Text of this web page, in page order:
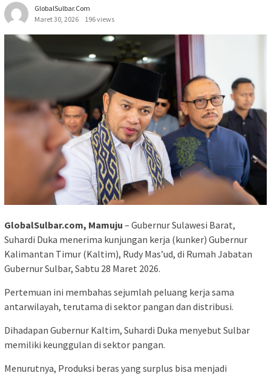
GlobalSulbar.com
Maret 30, 2026
196 views
GlobalSulbar.com, Mamuju – Gubernur Sulawesi Barat,
Suhardi Duka menerima kunjungan kerja (kunker) Gubernur
Kalimantan Timur (Kaltim), Rudy Mas’ud, di Rumah Jabatan
Gubernur Sulbar, Sabtu 28 Maret 2026.
Pertemuan ini membahas sejumlah peluang kerja sama
antarwilayah, terutama di sektor pangan dan distribusi.
Dihadapan Gubernur Kaltim, Suhardi Duka menyebut Sulbar
memiliki keunggulan di sektor pangan.
Menurutnya, Produksi beras yang surplus bisa menjadi